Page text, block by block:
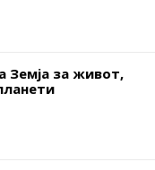
Земја за живот,